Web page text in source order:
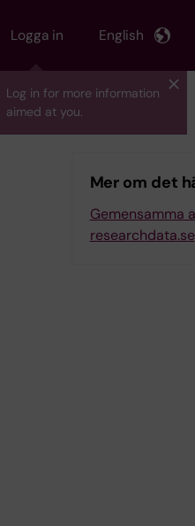
Logga in
Log in for more information
aimed at you.
English
Mer om det
Gemensamma
researchdata.se